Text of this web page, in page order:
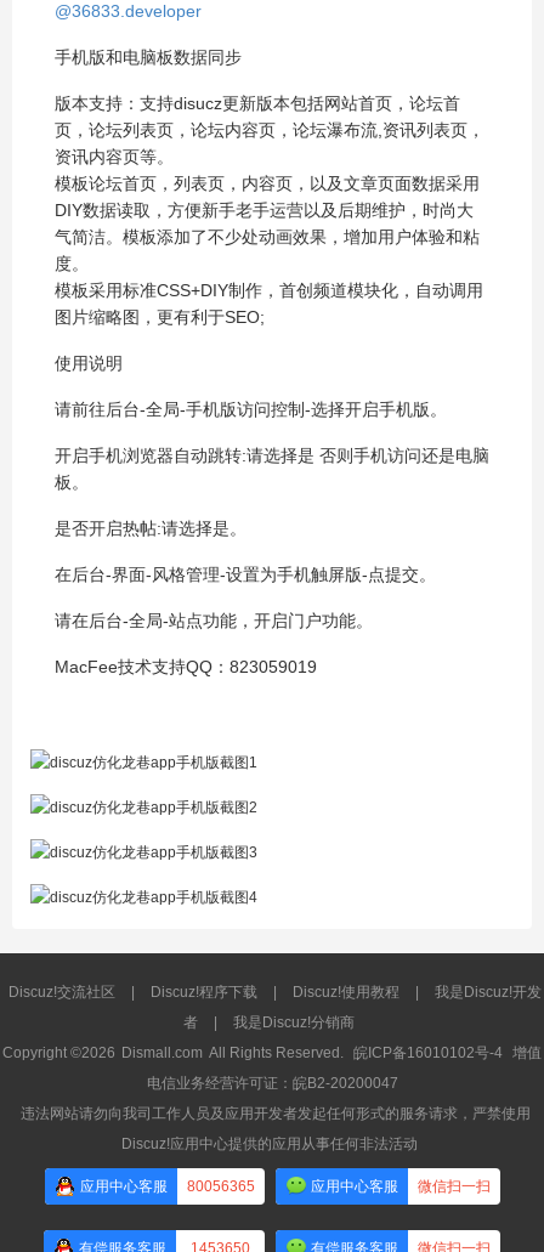
@36833.developer
手机版和电脑板数据同步
版本支持：支持disucz更新版本包括网站首页，论坛首
页，论坛列表页，论坛内容页，论坛瀑布流,资讯列表页，
资讯内容页等。
模板论坛首页，列表页，内容页，以及文章页面数据采用
DIY数据读取，方便新手老手运营以及后期维护，时尚大
气简洁。模板添加了不少处动画效果，增加用户体验和粘
度。
模板采用标准CSS+DIY制作，首创频道模块化，自动调用
图片缩略图，更有利于SEO;
使用说明
请前往后台-全局-手机版访问控制-选择开启手机版。
开启手机浏览器自动跳转:请选择是 否则手机访问还是电脑
板。
是否开启热帖:请选择是。
在后台-界面-风格管理-设置为手机触屏版-点提交。
请在后台-全局-站点功能，开启门户功能。
MacFee技术支持QQ：823059019
Discuz!交流社区 Discuz!程序下载 Discuz!使用教程
我是Discuz!开发
者
我是Discuz!分销商
Copyright ©2026 Dismall.com All Rights Reserved. 皖ICP备16010102号-4 增值
电信业务经营许可证：皖B2-20200047
违法网站请勿向我司工作人员及应用开发者发起任何形式的服务请求，严禁使用
Discuz!应用中心提供的应用从事任何非法活动
应用中心客服 80056365 应用中心客服 微信扫一扫
有偿服务客服 1453650 有偿服务客服 微信扫一扫